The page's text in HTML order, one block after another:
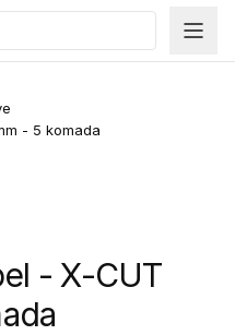
- 5 komada
- X-CUT